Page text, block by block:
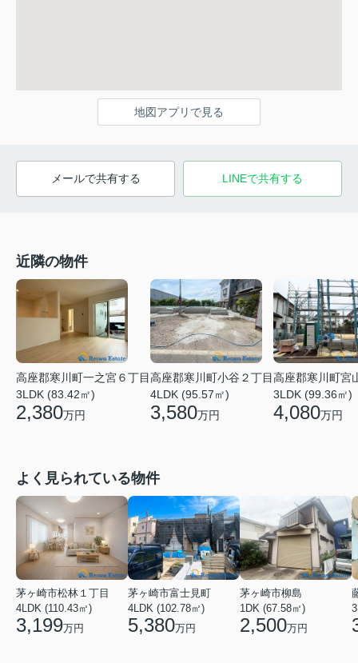
地図アプリで見る
メールで共有する LINEで共有する
近隣の物件
高座郡寒川町一之宮６丁目
3LDK (83.42㎡)
2,380万円
高座郡寒川町小谷２丁目
4LDK (95.57㎡)
3,580万円
高座郡寒川町宮
3LDK (99.36㎡)
4,080万円
よく見られている物件
茅ヶ崎市松林１丁目
4LDK (110.43㎡)
3,199万円
茅ヶ崎市富士見町
4LDK (102.78㎡)
5,380万円
茅ヶ崎市柳島
1DK (67.58㎡)
2,500万円